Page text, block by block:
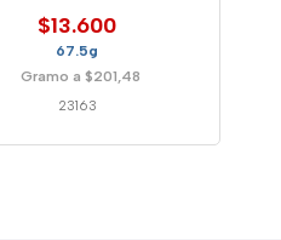
$13.600
67.5g
Gramo a $201,48
23163